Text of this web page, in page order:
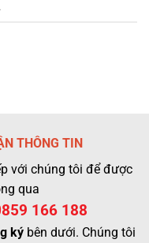
THÔNG TIN
với chúng tôi để được
qua
166 188
kýbên dưới. Chúng tôi